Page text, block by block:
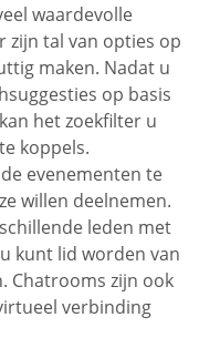
waardevolle
zijn tal van opties op
maken. Nadat u
op basis
het zoekfilter u
koppels.
evenementen te
willen deelnemen.
leden met
kunt lid worden van
Chatrooms zijn ook
verbinding